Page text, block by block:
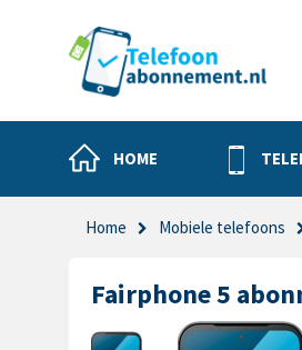
HOME
Home Mobiele telefoons
Fairphone 5